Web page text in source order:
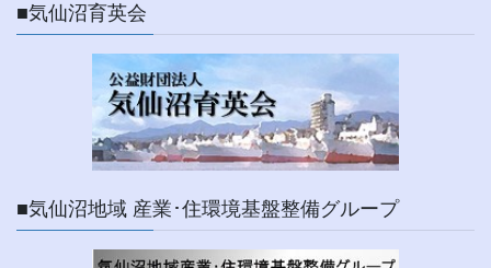
■気仙沼育英会
■気仙沼地域 産業･住環境基盤整備グループ